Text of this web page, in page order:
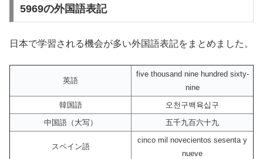
5969の外国語表記
日本で学習される機会が多い外国語表記をまとめました。
英語
five thousand nine hundred sixty-
nine
韓国語
오천구백육십구
中国語（大写）
五千九百六十九
スペイン語
cinco mil novecientos sesenta y
nueve